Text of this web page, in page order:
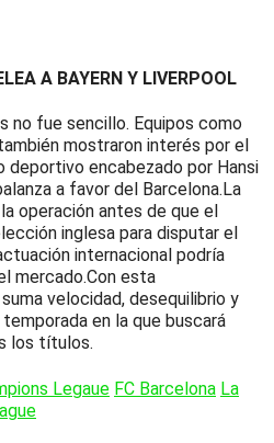
A BAYERN Y LIVERPOOL
no fue sencillo. Equipos como
mostraron interés por el
encabezado por Hansi
a favor del Barcelona.La
operación antes de que el
inglesa para disputar el
internacional podría
mercado.Con esta
velocidad, desequilibrio y
en la que buscará
los títulos.
Legaue FC Barcelona La